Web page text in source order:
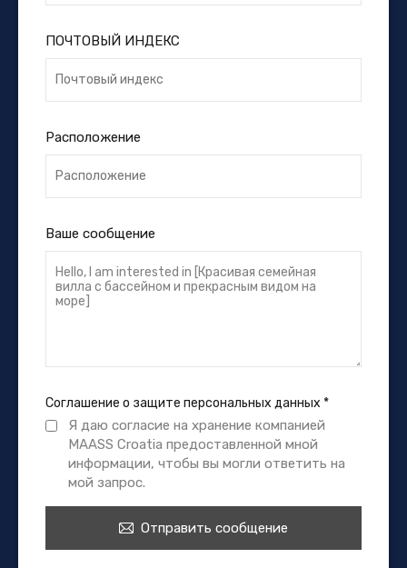
ПОЧТОВЫЙ ИНДЕКС
Расположение
Ваше сообщение
Соглашение о защите персональных данных *
Я даю согласие на хранение компанией
MAASS Croatia предоставленной мной
информации, чтобы вы могли ответить на
мой запрос.
Отправить сообщение